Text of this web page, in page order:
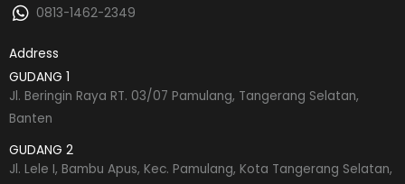
0813-1462-2349
Address
GUDANG 1
Jl. Beringin Raya RT. 03/07 Pamulang, Tangerang Selatan,
Banten
GUDANG 2
Jl. Lele I, Bambu Apus, Kec. Pamulang, Kota Tangerang Selatan,